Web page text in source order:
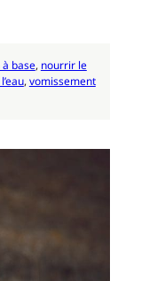
base, nourrir le
, vomissement